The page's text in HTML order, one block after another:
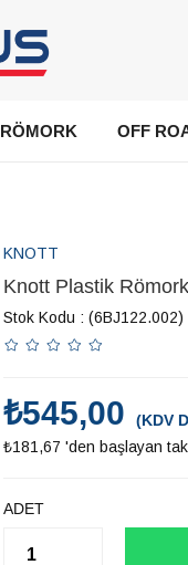
RÖMORK OFF
KNOTT
Knott Plastik
Stok Kodu (6BJ122.002)
₺545,00
(KDV
₺181,67 'den başlayan
ADET